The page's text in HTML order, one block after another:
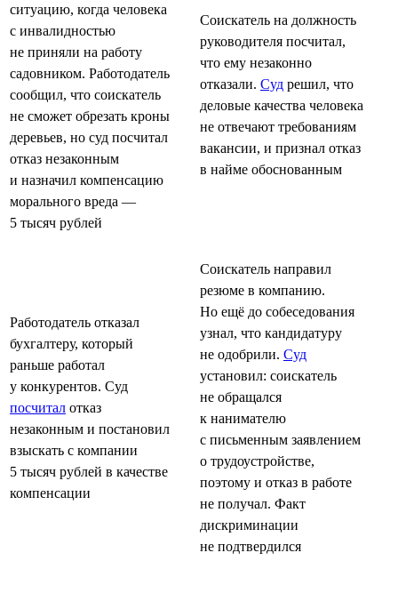
ситуацию, когда человека
с инвалидностью
не приняли на работу
садовником. Работодатель
сообщил, что соискатель
не сможет обрезать кроны
деревьев, но суд посчитал
отказ незаконным
и назначил компенсацию
морального вреда —
5 тысяч рублей
Соискатель на должность
руководителя посчитал,
что ему незаконно
отказали. Суд решил, что
деловые качества человека
не отвечают требованиям
вакансии, и признал отказ
в найме обоснованным
Работодатель отказал
бухгалтеру, который
раньше работал
у конкурентов. Суд
посчитал отказ
незаконным и постановил
взыскать с компании
5 тысяч рублей в качестве
компенсации
Соискатель направил
резюме в компанию.
Но ещё до собеседования
узнал, что кандидатуру
не одобрили. Суд
установил: соискатель
не обращался
к нанимателю
с письменным заявлением
о трудоустройстве,
поэтому и отказ в работе
не получал. Факт
дискриминации
не подтвердился